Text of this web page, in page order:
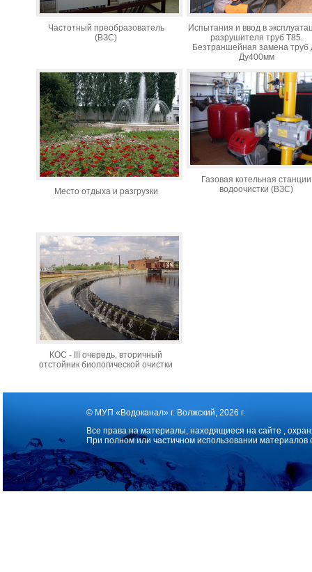
Частотный преобразователь
(ВЗС)
Испытания и ввод в
разрушителя труб Т85.
Безтраншейная замена труб
Ду400мм
Место отдыха и разгрузки
Газовая котельная станции
водоочистки (ВЗС)
КОС - III очередь, вторичный
отстойник биологической очистки
© МУП «Водоканал» г. Волжский, 2026 г.
Все права на материалы, находящиеся на сайте ,
При полном или частичном использовании материалов